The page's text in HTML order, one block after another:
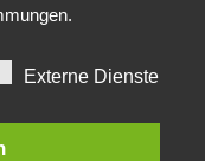
.
Externe Dienste